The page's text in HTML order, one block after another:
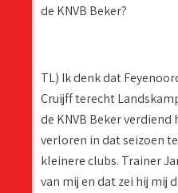
de KNVB Beker?
TL) Ik denk dat
Cruijff terecht
de KNVB Beker verdiend
verloren in dat seizoen
kleinere clubs. Trainer
van mij en dat zei hij mij